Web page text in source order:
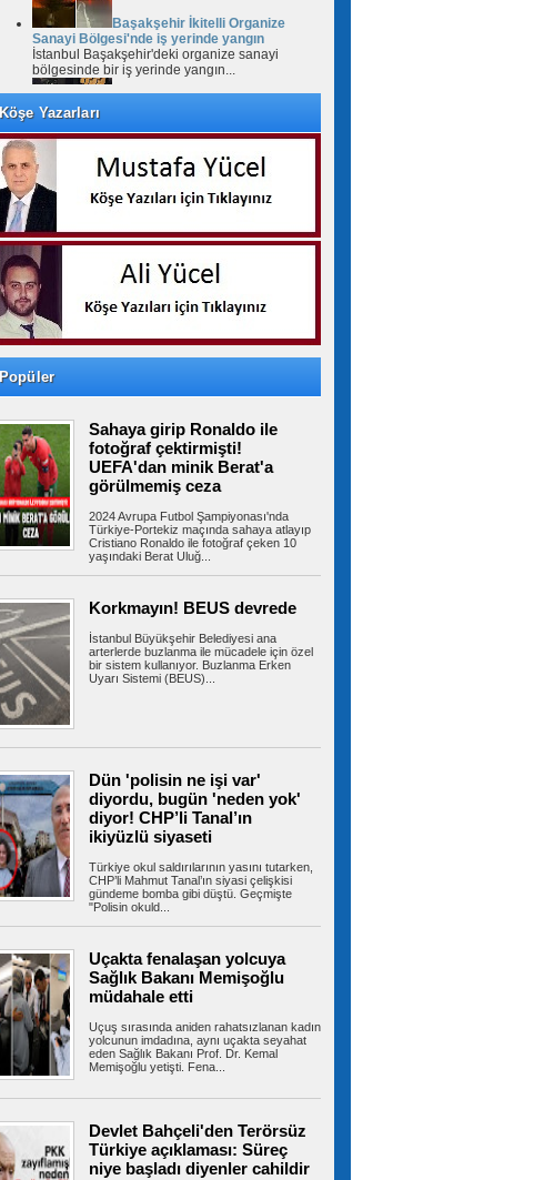
Başakşehir İkitelli Organize
Sanayi Bölgesi'nde iş yerinde yangın
İstanbul Başakşehir'deki organize sanayi
bölgesinde bir iş yerinde yangın...
Şarkıcı Cansever hayatını
kaybetti
Arabesk müziğin güçlü isimlerinden şarkıcı
Cansever'den acı haber geldi. Bir...
Üniversite adayları
Arnavutköy’de geleceğin mesleklerini
bakanlarla konuştu
ARNAVUTKÖY Belediyesi ile ÖnceÖğrenci
Üniversite Tercih ve Rehberlik Destek...
Anız yangını nedeniyle görüş
mesafesi düştü; 13 araç birbirine girdi
Afyonkarahisar'da anız yangını sırasında oluşan
yoğun duman, zincirleme kazaya...
Adalet Bakanı Gürlek ve İçişleri
Bakanı Çiftçi’den açıklamalar: Asla meydanı
İçişleri Bakanı Mustafa Çiftçi ve Adalet Bakanı
Akın Gürlek, İstanbul'da...
gösterdiği bölgelerde silah ve mühimmat
bulunamadı
15 Temmuz darbe girişiminde Cumhurbaşkanı
Hakan Fidan, Mekke
Anlaşmasına ilişkin detayları paylaştı
Dışişleri Bakanı Hakan Fidan, Türkiye, Pakistan
ve Suudi Arabistan arasında...
Fatih Belediyesi tarihî çeşmeleri
birer birer ayağa kaldırıyor
Fatih Belediyesi, Osmanlı su medeniyetinin en
önemli mirasları arasında yer...
otomobil araçlara çarpıp takla attı
Kartal’da yokuş aşağı süratli şekilde inen
otomobil, park halindeki 3 araca...
Köşe Yazarları
Popüler
Sahaya girip Ronaldo ile
fotoğraf çektirmişti!
UEFA'dan minik Berat'a
görülmemiş ceza
2024 Avrupa Futbol Şampiyonası'nda
Türkiye-Portekiz maçında sahaya atlayıp
Cristiano Ronaldo ile fotoğraf çeken 10
yaşındaki Berat Uluğ...
Korkmayın! BEUS devrede
İstanbul Büyükşehir Belediyesi ana
arterlerde buzlanma ile mücadele için özel
bir sistem kullanıyor. Buzlanma Erken
Uyarı Sistemi (BEUS)...
Dün 'polisin ne işi var'
diyordu, bugün 'neden yok'
diyor! CHP’li Tanal’ın
ikiyüzlü siyaseti
Türkiye okul saldırılarının yasını tutarken,
CHP’li Mahmut Tanal’ın siyasi çelişkisi
gündeme bomba gibi düştü. Geçmişte
"Polisin okuld...
Uçakta fenalaşan yolcuya
Sağlık Bakanı Memişoğlu
müdahale etti
Uçuş sırasında aniden rahatsızlanan kadın
yolcunun imdadına, aynı uçakta seyahat
eden Sağlık Bakanı Prof. Dr. Kemal
Memişoğlu yetişti. Fena...
Devlet Bahçeli'den Terörsüz
Türkiye açıklaması: Süreç
niye başladı diyenler cahildir